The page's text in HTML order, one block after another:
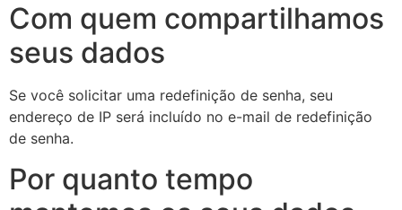
Com quem compartilhamos
seus dados
Se você solicitar uma redefinição de senha, seu
endereço de IP será incluído no e-mail de redefinição
de senha.
Por quanto tempo